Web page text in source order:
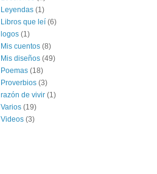
Leyendas (1)
Libros que leí (6)
logos (1)
Mis cuentos (8)
Mis diseños (49)
Poemas (18)
Proverbios (3)
razón de vivir (1)
Varios (19)
Videos (3)